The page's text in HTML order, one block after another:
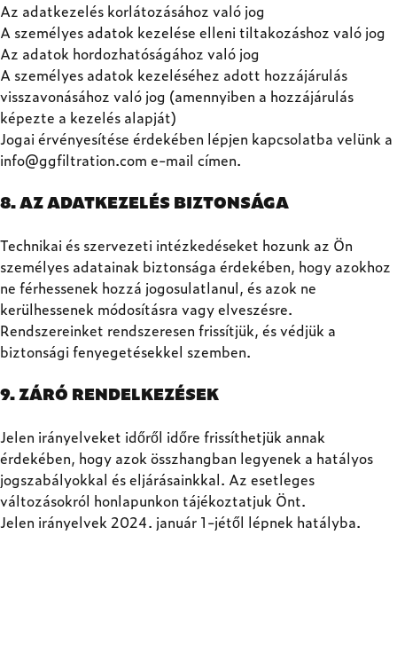
Az adatkezelés korlátozásához való jog
A személyes adatok kezelése elleni tiltakozáshoz való jog
Az adatok hordozhatóságához való jog
A személyes adatok kezeléséhez adott hozzájárulás
visszavonásához való jog (amennyiben a hozzájárulás
képezte a kezelés alapját)
Jogai érvényesítése érdekében lépjen kapcsolatba velünk a
info@ggfiltration.com e-mail címen.
8. AZ ADATKEZELÉS BIZTONSÁGA
Technikai és szervezeti intézkedéseket hozunk az Ön
személyes adatainak biztonsága érdekében, hogy azokhoz
ne férhessenek hozzá jogosulatlanul, és azok ne
kerülhessenek módosításra vagy elveszésre.
Rendszereinket rendszeresen frissítjük, és védjük a
biztonsági fenyegetésekkel szemben.
9. ZÁRÓ RENDELKEZÉSEK
Jelen irányelveket időről időre frissíthetjük annak
érdekében, hogy azok összhangban legyenek a hatályos
jogszabályokkal és eljárásainkkal. Az esetleges
változásokról honlapunkon tájékoztatjuk Önt.
Jelen irányelvek 2024. január 1-jétől lépnek hatályba.